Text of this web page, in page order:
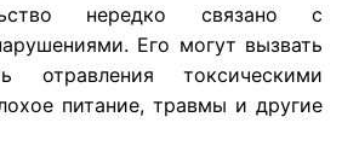
нередко связано с
Его могут вызвать
отравления токсическими
питание, травмы и другие